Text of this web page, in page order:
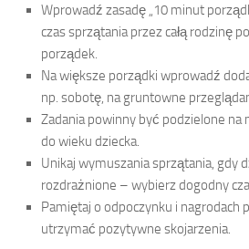
Wprowadź zasadę „10 minut
czas sprzątania przez całą rodzinę
porządek.
Na większe porządki wprowadź
np. sobotę, na gruntowne
Zadania powinny być podzielone na
do wieku dziecka.
Unikaj wymuszania sprzątania, gdy
rozdrażnione – wybierz dogodny
Pamiętaj o odpoczynku i nagrodach
utrzymać pozytywne skojarzenia.